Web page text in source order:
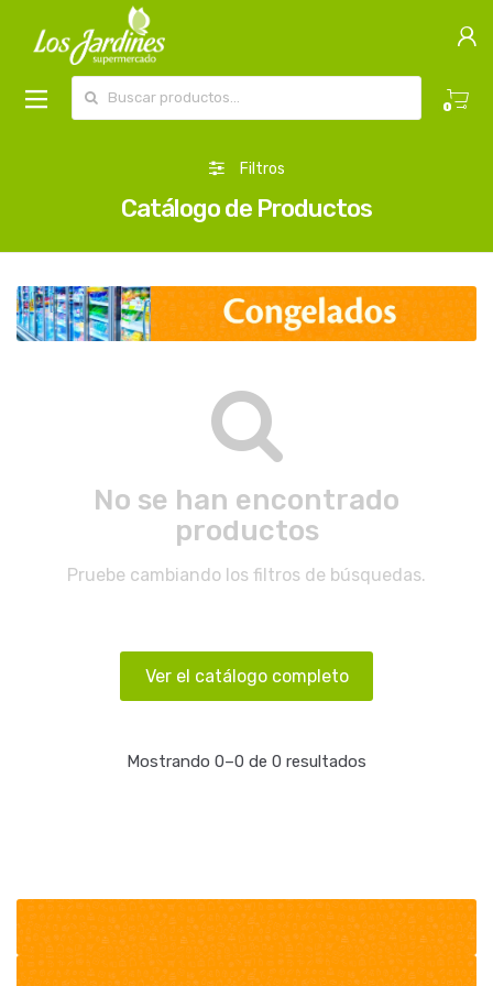
0
Filtros
Catálogo de Productos
No se han encontrado
productos
Pruebe cambiando los filtros de búsquedas.
Ver el catálogo completo
Mostrando 0–0 de 0 resultados